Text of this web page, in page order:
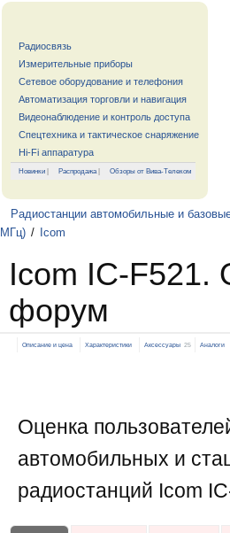
Радиосвязь
Измерительные приборы
Сетевое оборудование и телефония
Автоматизация торговли и навигация
Видеонаблюдение и контроль доступа
Спецтехника и тактическое снаряжение
Hi-Fi аппаратура
Новинки | Распродажа| Обзоры от Вива-Телеком
Радиостанции автомобильные и
МГц) / Icom
Icom IC-F521.
форум
Описание и цена Характеристики Аксессуары 25 Аналоги
Оценка
автомобильных и
радиостанций Icom